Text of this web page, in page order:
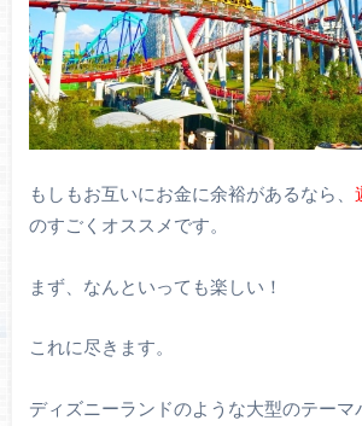
もしもお互いにお金に余裕があるなら、
のすごくオススメです。
まず、なんといっても楽しい！
これに尽きます。
ディズニーランドのような大型のテーマ